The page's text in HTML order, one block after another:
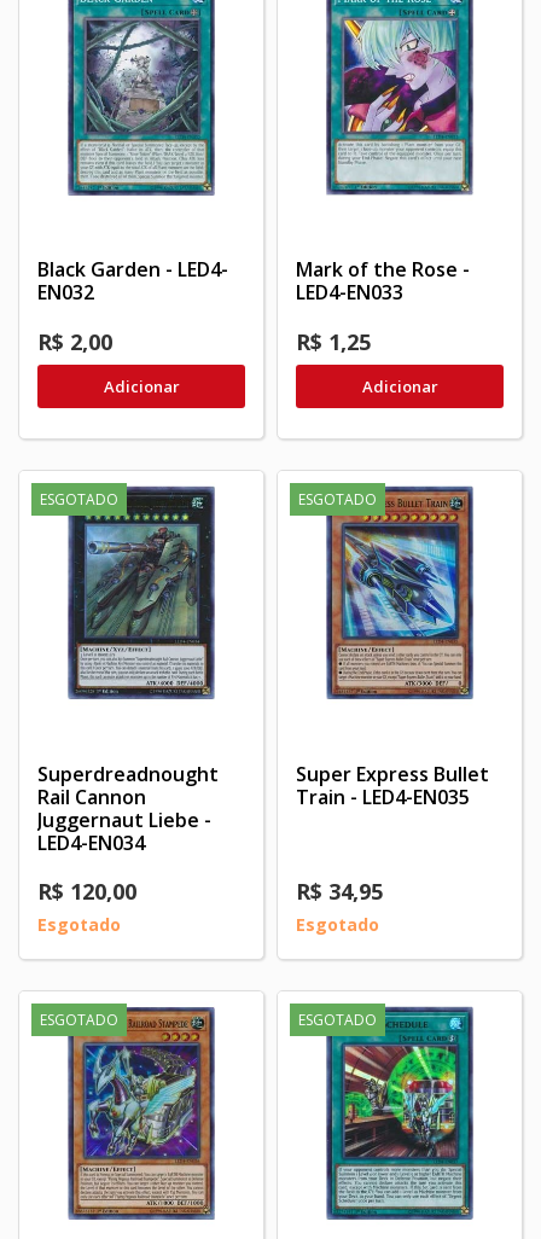
Black Garden - LED4-
EN032
R$ 2,00
Adicionar
Mark of the Rose -
LED4-EN033
R$ 1,25
Adicionar
ESGOTADO
Superdreadnought
Rail Cannon
Juggernaut Liebe -
LED4-EN034
R$ 120,00
Esgotado
ESGOTADO
Super Express Bullet
Train - LED4-EN035
R$ 34,95
Esgotado
ESGOTADO ESGOTADO